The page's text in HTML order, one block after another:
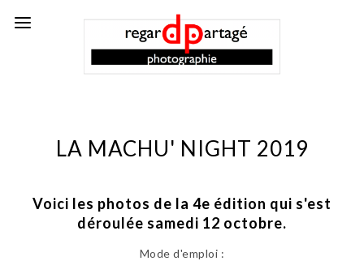
LA MACHU' NIGHT 2019
Voici les photos de la 4e édition qui s'est
déroulée samedi 12 octobre.
Mode d'emploi :